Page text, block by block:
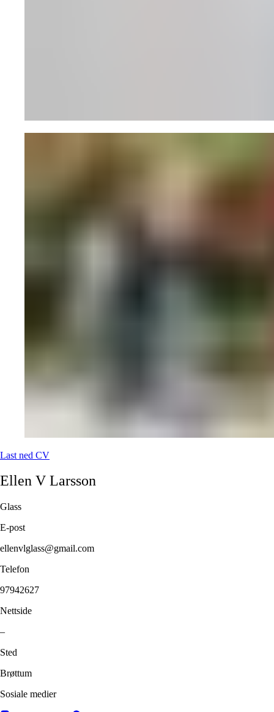
Last ned CV
Ellen V Larsson
Glass
E-post
ellenvlglass@gmail.com
Telefon
97942627
Nettside
–
Sted
Brøttum
Sosiale medier